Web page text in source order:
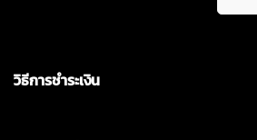
วิธีการชำระเงิน